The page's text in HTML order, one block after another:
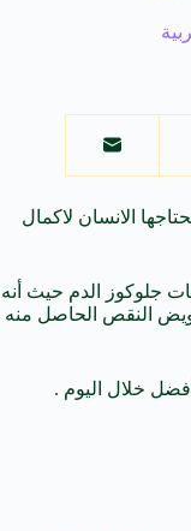
الانسان لاكمال
جلوكوز الدم حيث أنه
النقص الحاصل منه